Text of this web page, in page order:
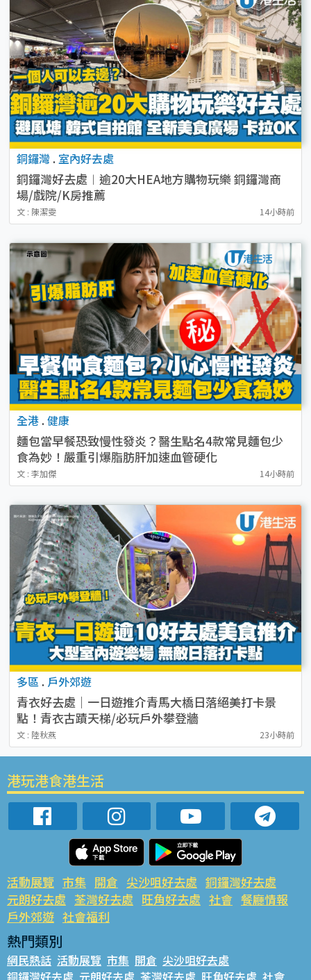
銅鑼灣 . 室內好去處
銅鑼灣好去處︱逾20大HEA地方購物玩樂 銅鑼灣商
場/戲院/K房推薦
文 : 陳潔雯 14小時前
全港 . 健康
麵包當早餐恐致慢性發炎？醫生點名4款常見麵包少
食為妙！嚴重引爆脂肪肝加速血管硬化
文 : 李加傑 14小時前
多區 . 戶外郊遊
青衣好去處｜一日遊推介青馬大橋日落絕美打卡景
點！青衣古蹟天梯/必玩戶外攀登牆
文 : 陸秋燕 23小時前
港玩港食港生活
活動展覽 市集 開倉 尖沙咀好去處 銅鑼灣好去處
元朗好去處 荃灣好去處 旺角好去處 社會 餐廳情報
戶外郊遊 社會福利
熱門類別
網民熱話 活動展覽 市集 開倉 尖沙咀好去處
銅鑼灣好去處 元朗好去處 荃灣好去處 旺角好去處 社會